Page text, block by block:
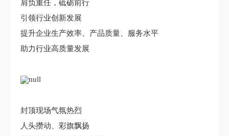
肩负重任，砥砺前行
引领行业创新发展
提升企业生产效率、产品质量、服务水平
助力行业高质量发展
封顶现场气氛热烈
人头攒动、彩旗飘扬